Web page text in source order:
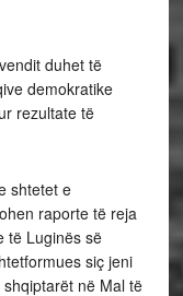
duhet të
demokratike
rezultate të
shtetet e
raporte të reja
të Luginës së
siç jeni
në Mal të